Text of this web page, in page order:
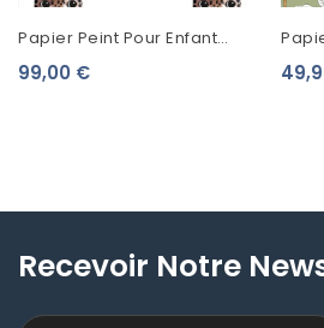
Papier Peint Pour Enfant
Studio Ditte Panthère Blanc
99,00 €
Recevoir Notre